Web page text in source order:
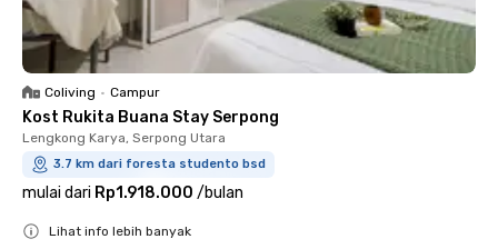
Coliving • Campur
Kost Rukita Buana Stay Serpong
Lengkong Karya, Serpong Utara
3.7 km dari foresta studento bsd
mulai dari Rp1.918.000 /bulan
Lihat info lebih banyak